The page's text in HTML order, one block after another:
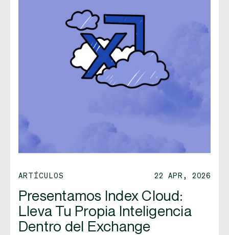
ARTÍCULOS 22 APR, 2026
Presentamos Index Cloud:
Lleva Tu Propia Inteligencia
Dentro del Exchange